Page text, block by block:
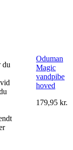
du
Oduman
Magic
vandpibe
hoved
179,95 kr.